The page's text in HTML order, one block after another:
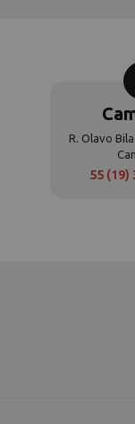
R. Olavo
55 (19)